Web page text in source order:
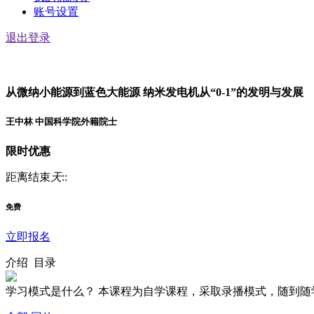
账号设置
退出登录
从微纳小能源到蓝色大能源 纳米发电机从“0-1”的发明与发展
王中林 中国科学院外籍院士
限时优惠
距离结束 天::
免费
立即报名
介绍 目录
学习模式是什么？ 本课程为自学课程，采取录播模式，随到随